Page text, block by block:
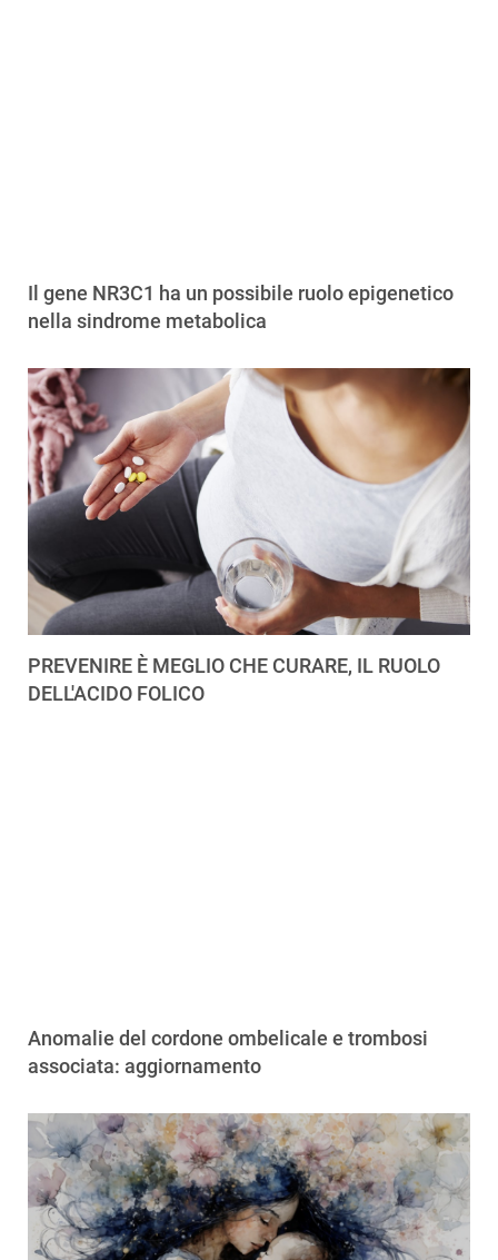
Il gene NR3C1 ha un possibile ruolo epigenetico
nella sindrome metabolica
PREVENIRE È MEGLIO CHE CURARE, IL RUOLO
DELL'ACIDO FOLICO
Anomalie del cordone ombelicale e trombosi
associata: aggiornamento